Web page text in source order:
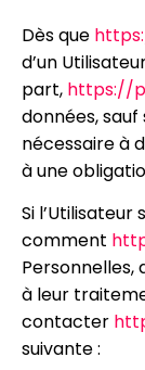
Dès que
d’un
part, https://
données,
nécessaire à
à une
Si l’Utilisateur
comment
Personnelles,
à leur
contacter
suivante :